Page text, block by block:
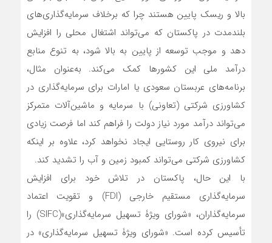
بالا و ریسک پایین هستند چرا که برخلاف سرمایه‌گذاری‌های
بلندمدت در پاکستان که می‌تواند اشتغال محلی را افزایش
دهد و موجب توسعه از پایین به بالا شود، به تنوع منابع
درآمد ملی این کشورها کمک می‌کند. به‌عنوان مثال،
برنامه‌های عربستان سعودی یا امارات برای سرمایه‌گذاری در
کشاورزی شرکتی (تعاونی) با سرمایه و ماشین‌آلات متمرکز
می‌تواند درآمد مورد نیاز دولت را فراهم کند اما فرصت‌ زیادی
برای نیروی کار روستایی ایجاد نخواهد کرد، علاوه بر اینکه
کشاورزی شرکتی می‌تواند کمبود زمین و آب را تشدید کند.
با این حال، پاکستان در تلاش خود برای افزایش
سرمایه‌گذاری مستقیم خارجی (FDI) و تقویت اعتماد
سرمایه‌گذاران، «شورای ویژۀ تسهیل سرمایه‌گذاری»(SIFC) را
تأسیس کرده است. «شورای ویژۀ تسهیل سرمایه‌گذاری» در